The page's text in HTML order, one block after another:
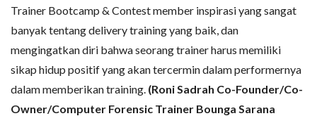
Trainer Bootcamp & Contest member inspirasi yang sangat
banyak tentang delivery training yang baik, dan
mengingatkan diri bahwa seorang trainer harus memiliki
sikap hidup positif yang akan tercermin dalam performernya
dalam memberikan training. (Roni Sadrah Co-Founder/Co-
Owner/Computer Forensic Trainer Bounga Sarana